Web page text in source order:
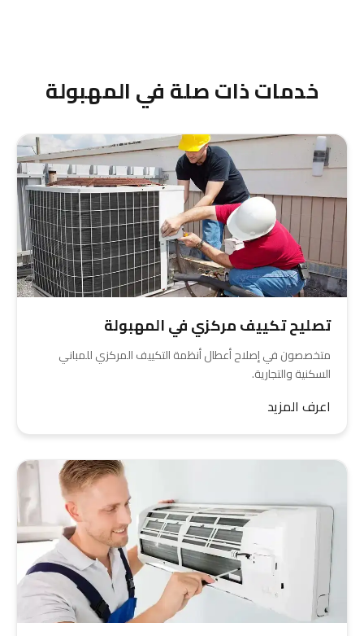
خدمات ذات صلة في المهبولة
تصليح تكييف مركزي في المهبولة
متخصصون في إصلاح أعطال أنظمة التكييف المركزي للمباني
السكنية والتجارية.
اعرف المزيد